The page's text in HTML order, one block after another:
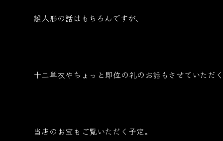
雛人形の話はもちろんですが、
十二単衣やちょっと即位の礼のお話もさせていただく
当店のお宝もご覧いただく予定。